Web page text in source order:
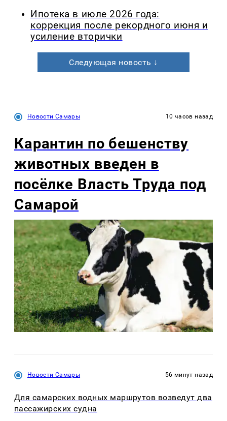
Ипотека в июле 2026 года:
коррекция после рекордного июня и
усиление вторички
Следующая новость ↓
Новости Самары 10 часов назад
Карантин по бешенству
животных введен в
посёлке Власть Труда под
Самарой
Новости Самары 56 минут назад
Для самарских водных маршрутов возведут два
пассажирских судна